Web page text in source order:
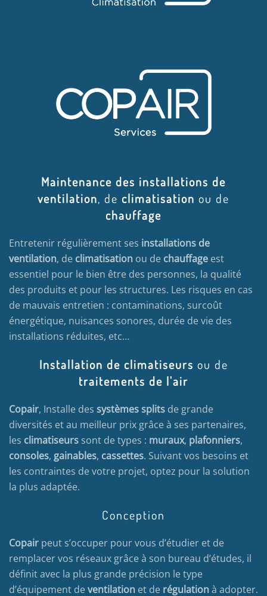
Maintenance des installations de
ventilation, de climatisation ou de
chauffage
Entretenir régulièrement ses installations de
ventilation, de climatisation ou de chauffage est
essentiel pour le bien être des personnes, la qualité
des produits et pour les structures. Les risques en cas
de mauvais entretien : contaminations, surcoût
énergétique, nuisances sonores, durée de vie des
installations réduites, etc…
Installation de climatiseurs ou de
traitements de l'air
Copair, Installe des systèmes splits de grande
diversités et au meilleur prix grâce à ses partenaires,
les climatiseurs sont de types : muraux, plafonniers,
consoles, gainables, cassettes. Suivant vos besoins et
les contraintes de votre projet, optez pour la solution
la plus adaptée.
Conception
Copair peut s’occuper pour vous d’étudier et de
remplacer vos réseaux grâce à son bureau d’études, il
définit avec la plus grande précision le type
d’équipement deventilation et de régulationà adopter.